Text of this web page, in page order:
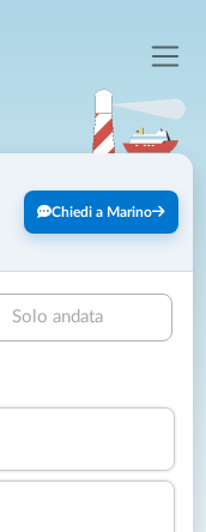
Chiedi a Marino
Solo andata